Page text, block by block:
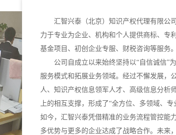
汇智兴泰（北京）知识产权代理有限公
力于专业为企业、机构和个人提供商标、专
基金项目、初创企业专服、财税咨询等服务。
公司自成立以来始终坚持以“自信诚信”
服务模式和拓展业务领域。经过不懈发展，
人、知识产权信息领军人才、高级信息分析
上的相互支撑，形成了“全方位、多领域、
如今，汇智兴泰凭借精准的业务流程管控能
多优势与更多的企业达成了战略合作。未来